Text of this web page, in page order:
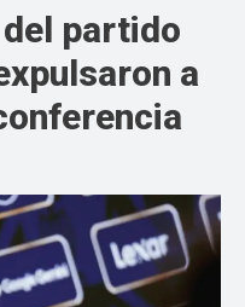
partido
a